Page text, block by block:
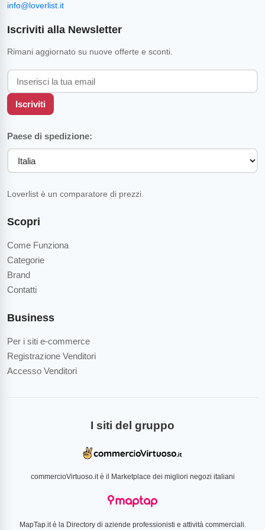
Scopri
Come Funziona
Categorie
Brand
Contatti
Business
Per i siti e-commerce
Registrazione Venditori
Accesso Venditori
info@loverlist.it
Iscriviti alla Newsletter
Rimani aggiornato su nuove offerte e sconti.
Iscriviti
Paese di spedizione:
Loverlist è un comparatore di prezzi.
I siti del gruppo
commercioVirtuoso.it è il Marketplace dei migliori negozi italiani
MapTap.it è la Directory di aziende professionisti e attività commerciali.